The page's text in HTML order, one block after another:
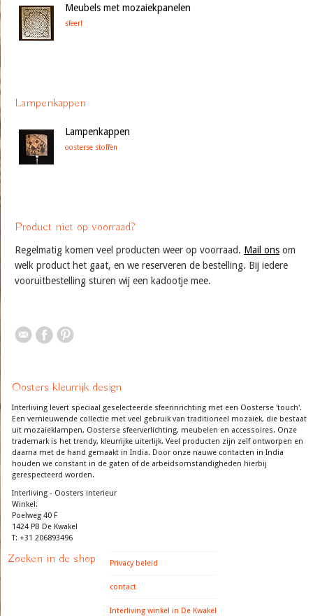
Meubels met mozaiekpanelen
sfeer!
Lampenkappen
Lampenkappen
oosterse stoffen
Product niet op voorraad?
Regelmatig komen veel producten weer op voorraad. Mail ons om
welk product het gaat, en we reserveren de bestelling. Bij iedere
vooruitbestelling sturen wij een kadootje mee.
Oosters kleurrijk design
Interliving levert speciaal geselecteerde sfeerinrichting met een Oosterse 'touch'.
Een vernieuwende collectie met veel gebruik van traditioneel mozaiek, die bestaat
uit mozaieklampen, Oosterse sfeerverlichting, meubelen en accessoires. Onze
trademark is het trendy, kleurrijke uiterlijk. Veel producten zijn zelf ontworpen en
daarna met de hand gemaakt in India. Door onze nauwe contacten in India
houden we constant in de gaten of de arbeidsomstandigheden hierbij
gerespecteerd worden.
Interliving - Oosters interieur
Winkel:
Poelweg 40 F
1424 PB De Kwakel
T: +31 206893496
Zoeken in de shop Privacy beleid
contact
Interliving winkel in De Kwakel